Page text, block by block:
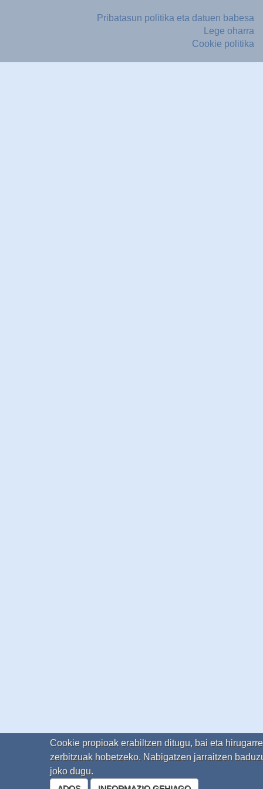
Pribatasun politika eta datuen babesa
Lege oharra
Cookie politika
Cookie propioak erabiltzen ditugu, bai eta
zerbitzuak hobetzeko. Nabigatzen jarraitzen
joko dugu.